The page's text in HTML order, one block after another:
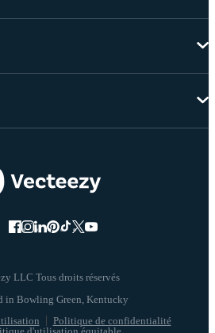
LLC Tous droits réservés
Politique de confidentialité